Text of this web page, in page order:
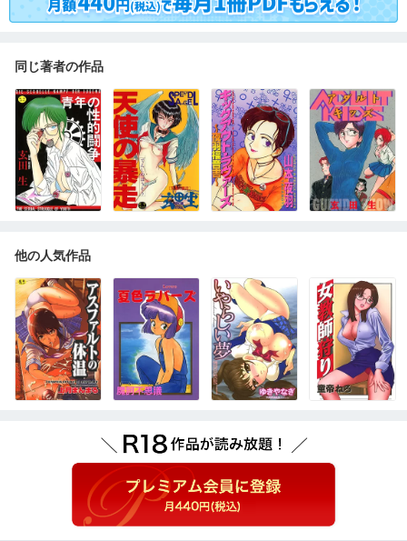
同じ著者の作品
他の人気作品